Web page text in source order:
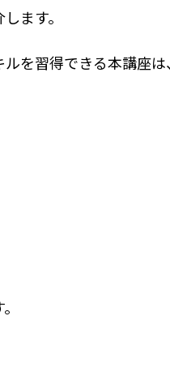
ます。
を習得できる本講座